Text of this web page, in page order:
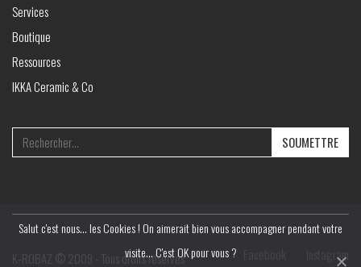
Services
Boutique
Ressources
IKKA Ceramic & Co
Search
for:
Instagram
K‑ROBAZ © 2009 - Tous droits réservés
Salut c'est nous... les Cookies ! On aimerait bien vous accompagner pendant votre
visite... C'est OK pour vous ?